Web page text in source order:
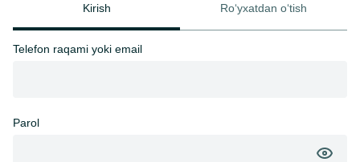
Kirish Ro‘yxatdan o‘tish
Telefon raqami yoki email
Parol